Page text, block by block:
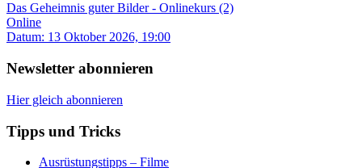
Das Geheimnis guter Bilder - Onlinekurs (2)
Online
Datum: 13 Oktober 2026, 19:00
Newsletter abonnieren
Hier gleich abonnieren
Tipps und Tricks
Ausrüstungstipps – Filme